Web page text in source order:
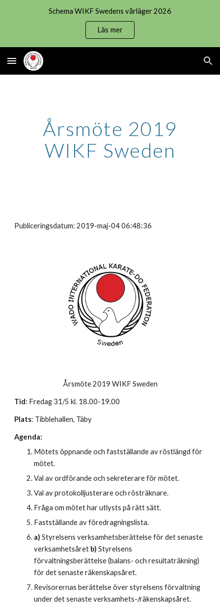
Schema WIKF Swedens vårläger 2026
Läs mer
Årsmöte 2019
WIKF Sweden
Publiceringsdatum: 2019-maj-04 06:48:36
Årsmöte 2019 WIKF Sweden
Tid: Fredag 31/5 kl. 18.00-19.00
Plats: Tibblehallen, Täby
Agenda:
Mötets öppnande och fastställande av röstlängd för
mötet.
Val av ordförande och sekreterare för mötet.
Val av protokolljusterare och rösträknare.
Fråga om mötet har utlysts på rätt sätt.
Fastställande av föredragningslista.
a) Styrelsens verksamhetsberättelse för det senaste
verksamhetsåret b) Styrelsens
förvaltningsberättelse (balans- och resultaträkning)
för det senaste räkenskapsåret.
Revisorernas berättelse över styrelsens förvaltning
under det senaste verksamhets-/räkenskapsåret.